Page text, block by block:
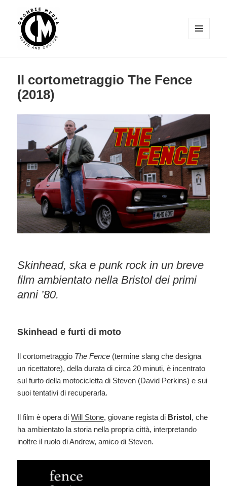
Il cortometraggio The Fence
(2018)
Skinhead, ska e punk rock in un breve
film ambientato nella Bristol dei primi
anni ’80.
Skinhead e furti di moto
Il cortometraggio The Fence (termine slang che designa
un ricettatore), della durata di circa 20 minuti, è incentrato
sul furto della motocicletta di Steven (David Perkins) e sui
suoi tentativi di recuperarla.
Il film è opera diWill Stone, giovane regista di Bristol, che
ha ambientato la storia nella propria città, interpretando
inoltre il ruolo di Andrew, amico di Steven.